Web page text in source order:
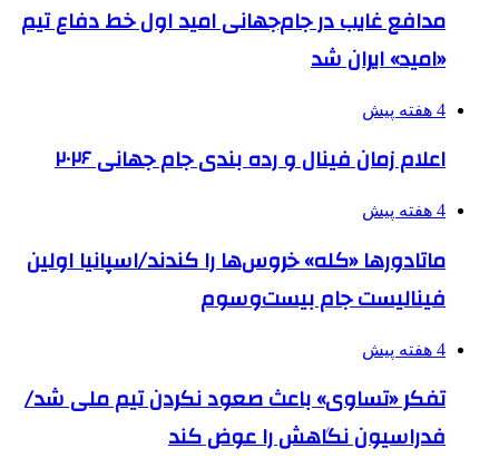
مدافع غایب در جام‌جهانی امید اول خط دفاع تیم
«امید» ایران شد
4 هفته پیش
اعلام زمان فینال و رده بندی جام جهانی ۲۰۲۶
4 هفته پیش
ماتادورها «کله» خروس‌ها را کندند/اسپانیا اولین
فینالیست جام بیست‌وسوم
4 هفته پیش
تفکر «تساوی» باعث صعود نکردن تیم ملی شد/
فدراسیون نگاهش را عوض کند